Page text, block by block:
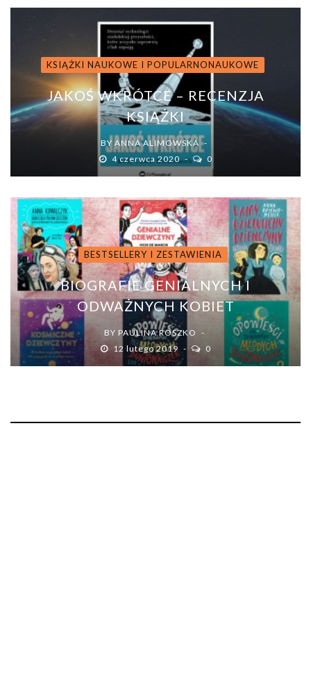
KSIĄŻKI NAUKOWE I POPULARNONAUKOWE
JAKOŚ WKRÓTCE – RECENZJA
KSIĄŻKI
BYANNA ALIMOWSKA
4 czerwca 2020
0
BESTSELLERY I ZESTAWIENIA
BIOGRAFIE GENIALNYCH I
ODWAŻNYCH KOBIET
BY PAULINA ROSZKO
12 lutego 2019
0